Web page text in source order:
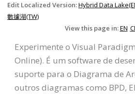
Edit Localized Version:Hybrid Data
數據湖(TW)
View this page in:EN
Experimente o Visual
Online). É um software de
suporte para o Diagrama de
outros diagramas como BPD,